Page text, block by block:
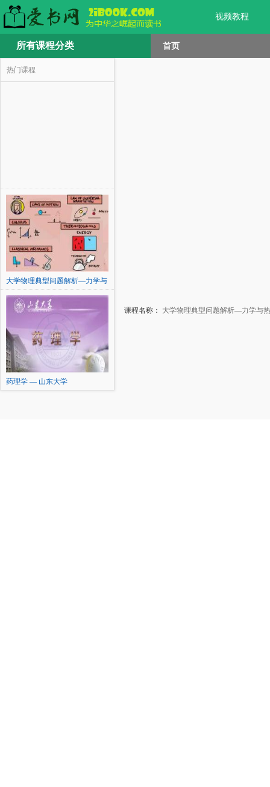
视频教程
所有课程分类 首页
热门课程
大学物理典型问题解析—力学与
药理学 — 山东大学
课程名称： 大学物理典型问题解析—力学与